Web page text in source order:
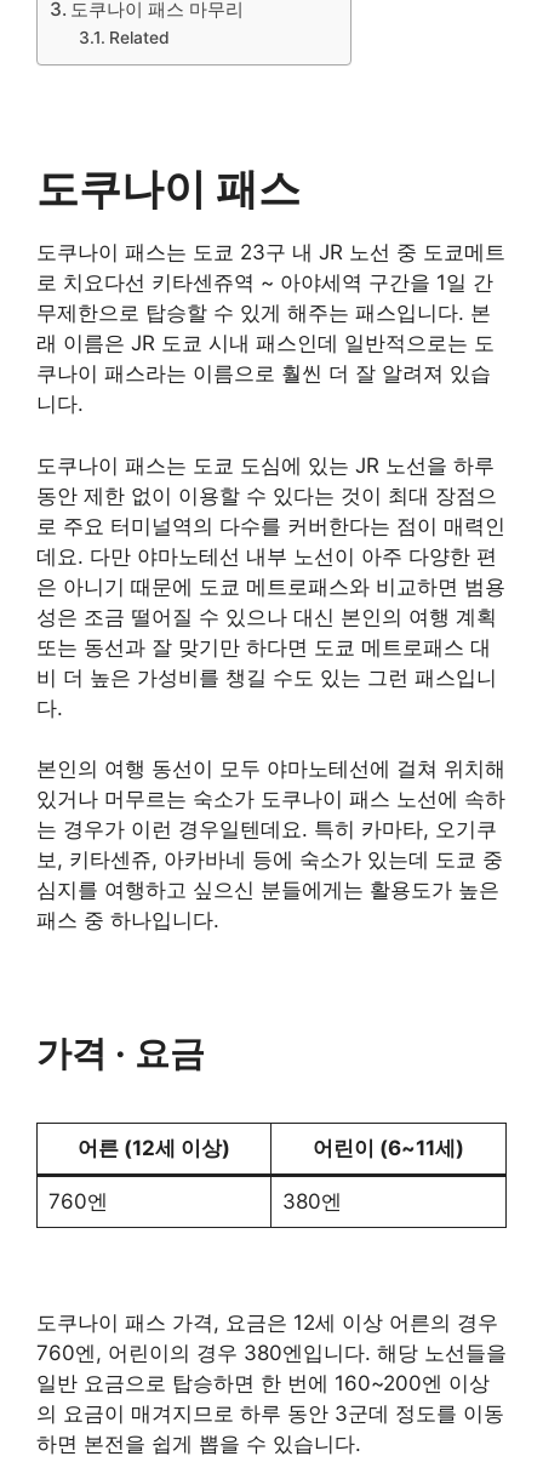
도쿠나이 패스 마무리
Related
도쿠나이 패스
도쿠나이 패스는 도쿄 23구 내 JR 노선 중 도쿄메트
로 치요다선 키타센쥬역 ~ 아야세역 구간을 1일 간
무제한으로 탑승할 수 있게 해주는 패스입니다. 본
래 이름은 JR 도쿄 시내 패스인데 일반적으로는 도
쿠나이 패스라는 이름으로 훨씬 더 잘 알려져 있습
니다.
도쿠나이 패스는 도쿄 도심에 있는 JR 노선을 하루
동안 제한 없이 이용할 수 있다는 것이 최대 장점으
로 주요 터미널역의 다수를 커버한다는 점이 매력인
데요. 다만 야마노테선 내부 노선이 아주 다양한 편
은 아니기 때문에 도쿄 메트로패스와 비교하면 범용
성은 조금 떨어질 수 있으나 대신 본인의 여행 계획
또는 동선과 잘 맞기만 하다면 도쿄 메트로패스 대
비 더 높은 가성비를 챙길 수도 있는 그런 패스입니
다.
본인의 여행 동선이 모두 야마노테선에 걸쳐 위치해
있거나 머무르는 숙소가 도쿠나이 패스 노선에 속하
는 경우가 이런 경우일텐데요. 특히 카마타, 오기쿠
보, 키타센쥬, 아카바네 등에 숙소가 있는데 도쿄 중
심지를 여행하고 싶으신 분들에게는 활용도가 높은
패스 중 하나입니다.
가격 · 요금
어른 (12세 이상) 어린이 (6~11세)
760엔 380엔
도쿠나이 패스 가격, 요금은 12세 이상 어른의 경우
760엔, 어린이의 경우 380엔입니다. 해당 노선들을
일반 요금으로 탑승하면 한 번에 160~200엔 이상
의 요금이 매겨지므로 하루 동안 3군데 정도를 이동
하면 본전을 쉽게 뽑을 수 있습니다.